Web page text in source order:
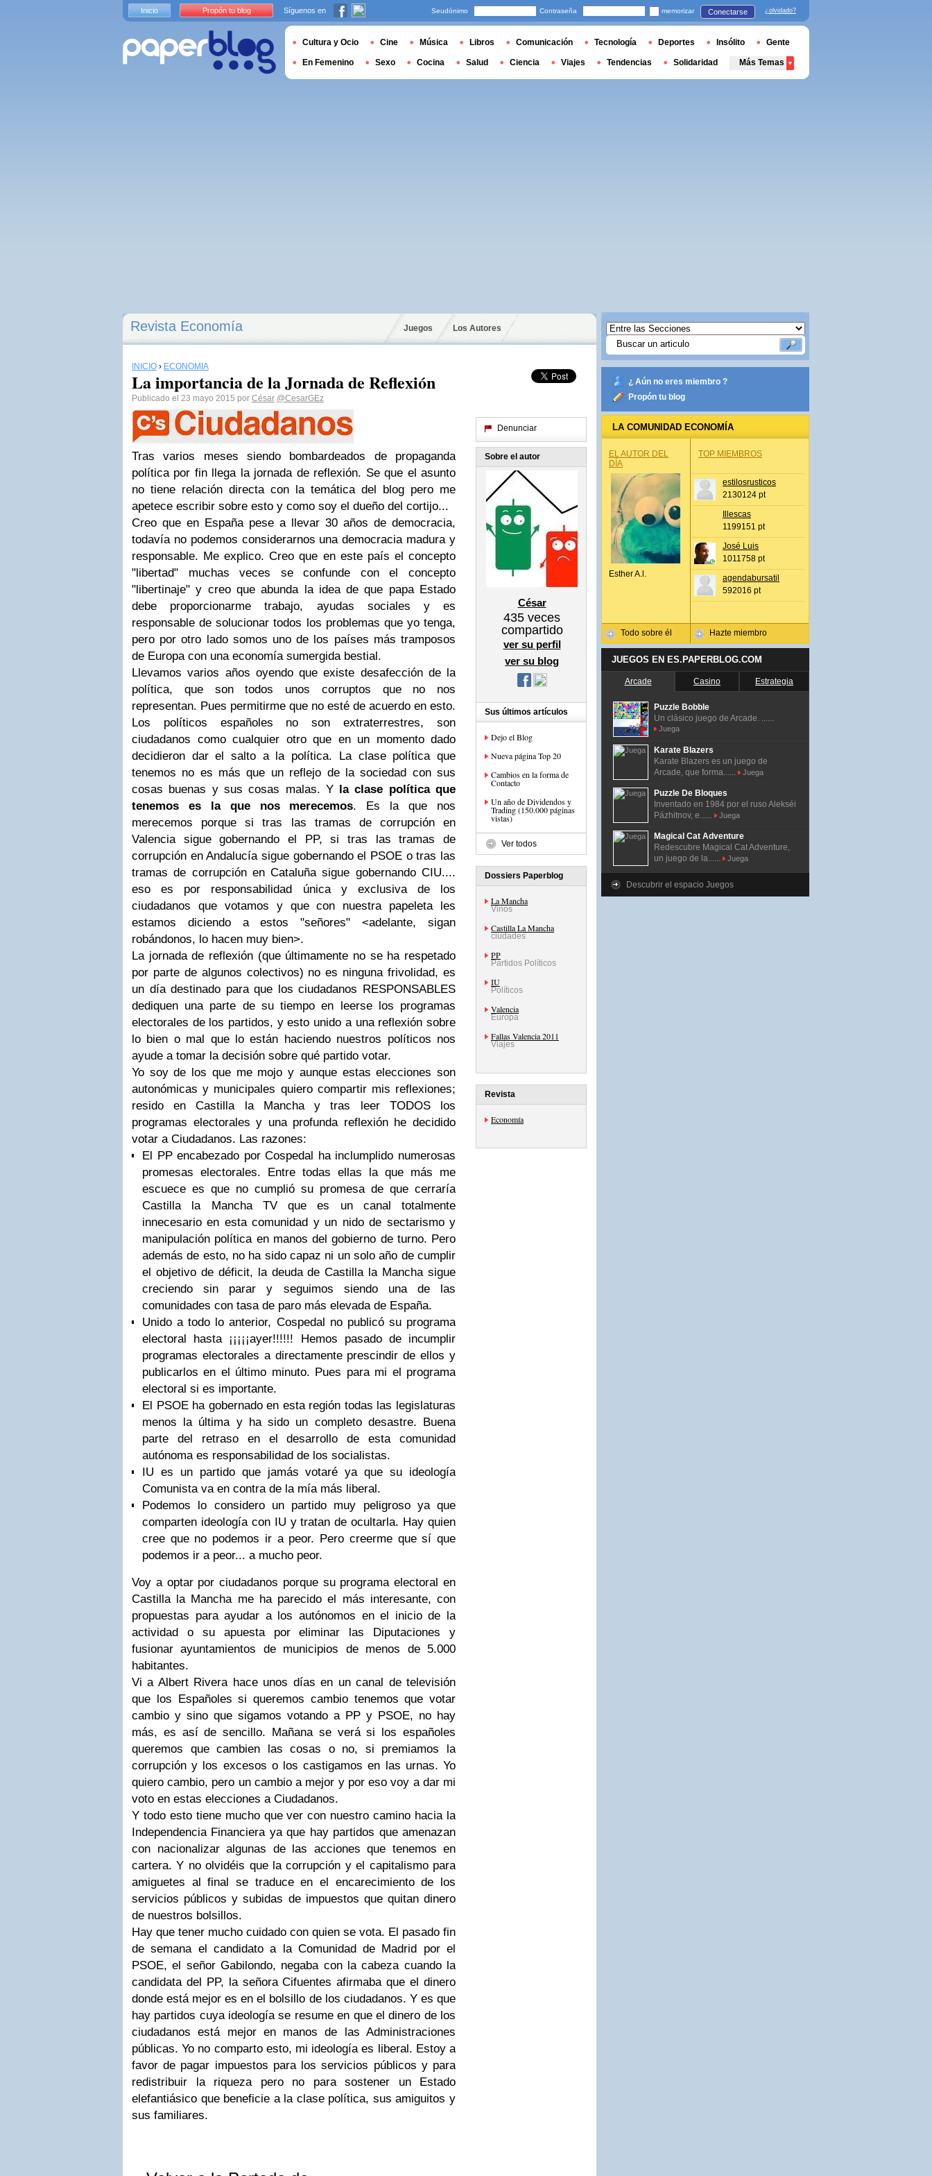
Revista Economía Juegos Los Autores
INICIO › ECONOMÍA
La importancia de la Jornada de Reflexión
Publicado el 23 mayo 2015 por César @CesarGEz
Tras varios meses siendo bombardeados de propaganda
política por fin llega la jornada de reflexión. Se que el asunto
no tiene relación directa con la temática del blog pero me
apetece escribir sobre esto y como soy el dueño del cortijo...
Creo que en España pese a llevar 30 años de democracia,
todavía no podemos considerarnos una democracia madura y
responsable. Me explico. Creo que en este país el concepto
"libertad" muchas veces se confunde con el concepto
"libertinaje" y creo que abunda la idea de que papa Estado
debe proporcionarme trabajo, ayudas sociales y es
responsable de solucionar todos los problemas que yo tenga,
pero por otro lado somos uno de los países más tramposos
de Europa con una economía sumergida bestial.
Llevamos varios años oyendo que existe desafección de la
política, que son todos unos corruptos que no nos
representan. Pues permitirme que no esté de acuerdo en esto.
Los políticos españoles no son extraterrestres, son
ciudadanos como cualquier otro que en un momento dado
decidieron dar el salto a la política. La clase política que
tenemos no es más que un reflejo de la sociedad con sus
cosas buenas y sus cosas malas. Y la clase política que
tenemos es la que nos merecemos. Es la que nos
merecemos porque si tras las tramas de corrupción en
Valencia sigue gobernando el PP, si tras las tramas de
corrupción en Andalucía sigue gobernando el PSOE o tras las
tramas de corrupción en Cataluña sigue gobernando CIU....
eso es por responsabilidad única y exclusiva de los
ciudadanos que votamos y que con nuestra papeleta les
estamos diciendo a estos "señores" <adelante, sigan
robándonos, lo hacen muy bien>.
La jornada de reflexión (que últimamente no se ha respetado
por parte de algunos colectivos) no es ninguna frivolidad, es
un día destinado para que los ciudadanos RESPONSABLES
dediquen una parte de su tiempo en leerse los programas
electorales de los partidos, y esto unido a una reflexión sobre
lo bien o mal que lo están haciendo nuestros políticos nos
ayude a tomar la decisión sobre qué partido votar.
Yo soy de los que me mojo y aunque estas elecciones son
autonómicas y municipales quiero compartir mis reflexiones;
resido en Castilla la Mancha y tras leer TODOS los
programas electorales y una profunda reflexión he decidido
votar a Ciudadanos. Las razones:
El PP encabezado por Cospedal ha inclumplido numerosas
promesas electorales. Entre todas ellas la que más me
escuece es que no cumplió su promesa de que cerraría
Castilla la Mancha TV que es un canal totalmente
innecesario en esta comunidad y un nido de sectarismo y
manipulación política en manos del gobierno de turno. Pero
además de esto, no ha sido capaz ni un solo año de cumplir
el objetivo de déficit, la deuda de Castilla la Mancha sigue
creciendo sin parar y seguimos siendo una de las
comunidades con tasa de paro más elevada de España.
Unido a todo lo anterior, Cospedal no publicó su programa
electoral hasta ¡¡¡¡¡ayer!!!!!! Hemos pasado de incumplir
programas electorales a directamente prescindir de ellos y
publicarlos en el último minuto. Pues para mi el programa
electoral si es importante.
El PSOE ha gobernado en esta región todas las legislaturas
menos la última y ha sido un completo desastre. Buena
parte del retraso en el desarrollo de esta comunidad
autónoma es responsabilidad de los socialistas.
IU es un partido que jamás votaré ya que su ideología
Comunista va en contra de la mía más liberal.
Podemos lo considero un partido muy peligroso ya que
comparten ideología con IU y tratan de ocultarla. Hay quien
cree que no podemos ir a peor. Pero creerme que sí que
podemos ir a peor... a mucho peor.
Voy a optar por ciudadanos porque su programa electoral en
Castilla la Mancha me ha parecido el más interesante, con
propuestas para ayudar a los autónomos en el inicio de la
actividad o su apuesta por eliminar las Diputaciones y
fusionar ayuntamientos de municipios de menos de 5.000
habitantes.
Vi a Albert Rivera hace unos días en un canal de televisión
que los Españoles si queremos cambio tenemos que votar
cambio y sino que sigamos votando a PP y PSOE, no hay
más, es así de sencillo. Mañana se verá si los españoles
queremos que cambien las cosas o no, si premiamos la
corrupción y los excesos o los castigamos en las urnas. Yo
quiero cambio, pero un cambio a mejor y por eso voy a dar mi
voto en estas elecciones a Ciudadanos.
Y todo esto tiene mucho que ver con nuestro camino hacia la
Independencia Financiera ya que hay partidos que amenazan
con nacionalizar algunas de las acciones que tenemos en
cartera. Y no olvidéis que la corrupción y el capitalismo para
amiguetes al final se traduce en el encarecimiento de los
servicios públicos y subidas de impuestos que quitan dinero
de nuestros bolsillos.
Hay que tener mucho cuidado con quien se vota. El pasado fin
de semana el candidato a la Comunidad de Madrid por el
PSOE, el señor Gabilondo, negaba con la cabeza cuando la
candidata del PP, la señora Cifuentes afirmaba que el dinero
donde está mejor es en el bolsillo de los ciudadanos. Y es que
hay partidos cuya ideología se resume en que el dinero de los
ciudadanos está mejor en manos de las Administraciones
públicas. Yo no comparto esto, mi ideología es liberal. Estoy a
favor de pagar impuestos para los servicios públicos y para
redistribuir la riqueza pero no para sostener un Estado
elefantiásico que beneficie a la clase política, sus amiguitos y
sus familiares.
Denunciar
Sobre el autor
César
435 veces
compartido
ver su perfil
ver su blog
Sus últimos artículos
Dejo el Blog
Nueva página Top 20
Cambios en la forma de
Contacto
Un año de Dividendos y
Trading (150.000 páginas
vistas)
Ver todos
Dossiers Paperblog
La Mancha
Vinos
Castilla La Mancha
ciudades
PP
Partidos Políticos
IU
Políticos
Valencia
Europa
Fallas Valencia 2011
Viajes
Revista
Economía
¿ Aún no eres miembro ?
Propón tu blog
LA COMUNIDAD ECONOMÍA
EL AUTOR DEL
DÍA
Esther A.l.
Todo sobre él
TOP MIEMBROS
estilosrusticos
2130124 pt
Illescas
1199151 pt
José Luis
1011758 pt
agendabursatil
592016 pt
Hazte miembro
JUEGOS EN ES.PAPERBLOG.COM
Arcade Casino Estrategia
Puzzle Bobble
Un clásico juego de Arcade. ......
Juega
Karate Blazers
Karate Blazers es un juego de
Arcade, que forma......
Juega
Puzzle De Bloques
Inventado en 1984 por el ruso Alekséi
Pázhitnov, e......
Juega
Magical Cat Adventure
Redescubre Magical Cat Adventure,
un juego de la......
Juega
Descubrir el espacio Juegos
Inicio Propón tu blog Síguenos en Seudónimo Contraseña memorizar Conectarse ¿olvidado?
Cultura y Ocio Cine Música Libros Comunicación Tecnología Deportes Insólito Gente
En Femenino Sexo Cocina Salud Ciencia Viajes Tendencias Solidaridad Más Temas